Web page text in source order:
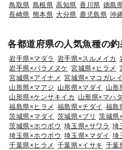
鳥取県 島根県 高知県 香川県 徳島
長崎県 熊本県 大分県 鹿児島県 沖
各都道府県の人気魚種の釣
岩手県×マダラ 岩手県×スルメイカ
岩手県×バラメヌケ 宮城県×ヒラメ
宮城県×アイナメ 宮城県×マコガレイ
山形県×マアジ 山形県×マダイ
山形
山形県×ケンサキイカ
山形県×マハタ
福島県×ヒラメ 福島県×チダイ 福島
茨城県×マダイ 茨城県×ブリ 茨城県
茨城県×ホウボウ 埼玉県×サワラ 埼
埼玉県×ホウボウ 埼玉県×マダイ 埼
千葉県×ヒラメ 千葉県×イサキ 千葉